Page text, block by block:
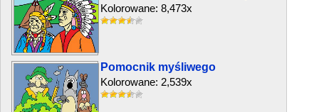
Kolorowane: 8,473x
Pomocnik myśliwego
Kolorowane: 2,539x